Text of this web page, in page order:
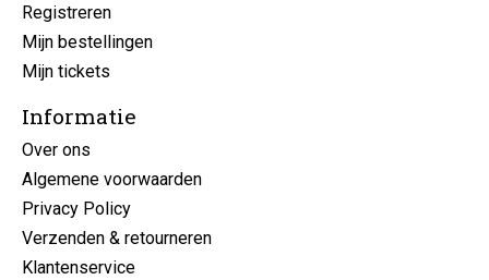
Registreren
Mijn bestellingen
Mijn tickets
Informatie
Over ons
Algemene voorwaarden
Privacy Policy
Verzenden & retourneren
Klantenservice